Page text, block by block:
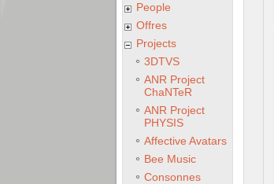
People
Offres
Projects
3DTVS
ANR Project
ChaNTeR
ANR Project
PHYSIS
Affective Avatars
Bee Music
Consonnes